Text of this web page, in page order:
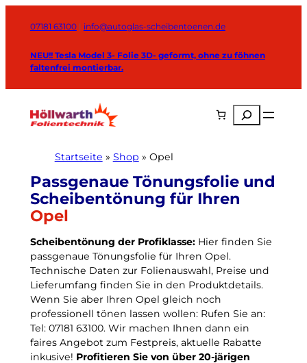
Inhalt07181 63100| info@autoglas-scheibentoenen.de
NEU!! Tesla Model 3- Folie 3D- geformt, ohne zu föhnen
faltenfrei montierbar.
Suchen
Startseite » Shop » Opel
Opel
W
ä
h
l
n
S
i
Scheibentönung der Profiklasse:Hier finden Sie
passgenaue Tönungsfolie für Ihren Opel.
Technische Daten zur Folienauswahl, Preise und
Lieferumfang finden Sie in den Produktdetails.
Wenn Sie aber Ihren Opel gleich noch
professionell tönen lassen wollen: Rufen Sie an:
Tel: 07181 63100. Wir machen Ihnen dann ein
faires Angebot zum Festpreis, aktuelle Rabatte
inkusive! Profitieren Sie von über 20-järigen